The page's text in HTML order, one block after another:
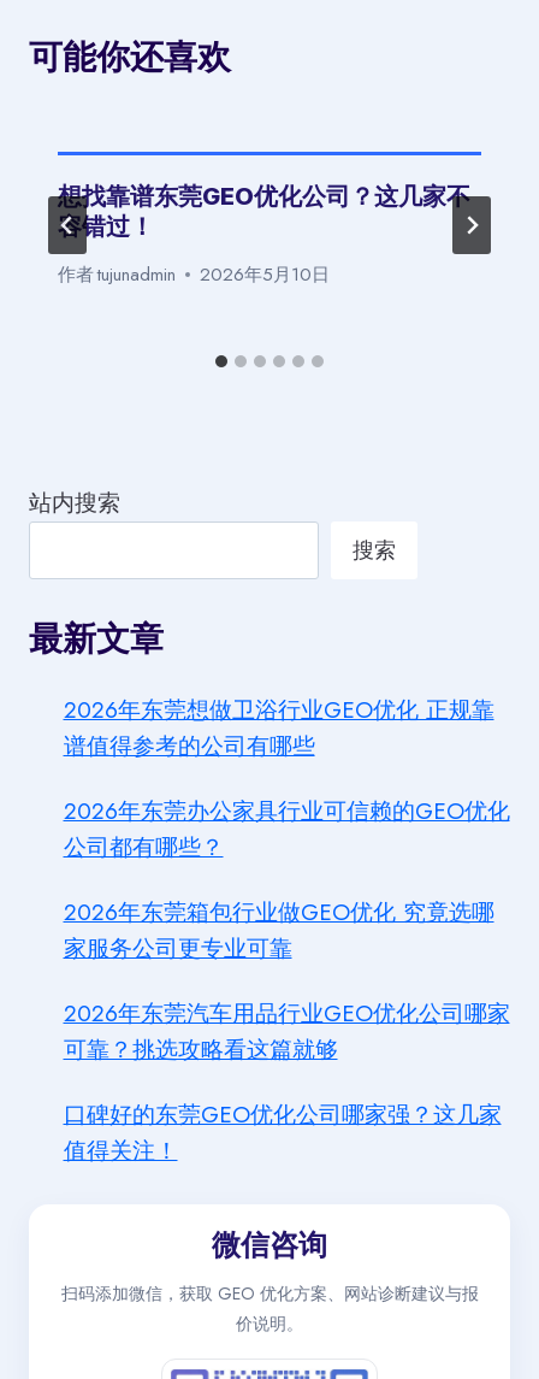
可能你还喜欢
想找靠谱东莞GEO优化公司？这几家不
容错过！
作者tujunadmin 2026年5月10日
站内搜索
搜索
最新文章
2026年东莞想做卫浴行业GEO优化 正规靠
谱值得参考的公司有哪些
2026年东莞办公家具行业可信赖的GEO优化
公司都有哪些？
2026年东莞箱包行业做GEO优化 究竟选哪
家服务公司更专业可靠
2026年东莞汽车用品行业GEO优化公司哪家
可靠？挑选攻略看这篇就够
口碑好的东莞GEO优化公司哪家强？这几家
值得关注！
微信咨询
扫码添加微信，获取 GEO 优化方案、网站诊断建议与报
价说明。